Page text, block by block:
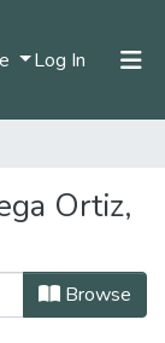
Log In (current)
& Collections
Ortiz,
Browse